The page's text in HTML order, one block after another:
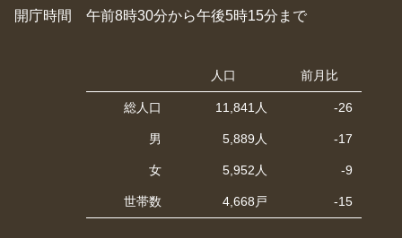
開庁時間 午前8時30分から午後5時15分まで
人口 前月比
総人口 11,841人 -26
男 5,889人 -17
女 5,952人 -9
世帯数 4,668戸 -15